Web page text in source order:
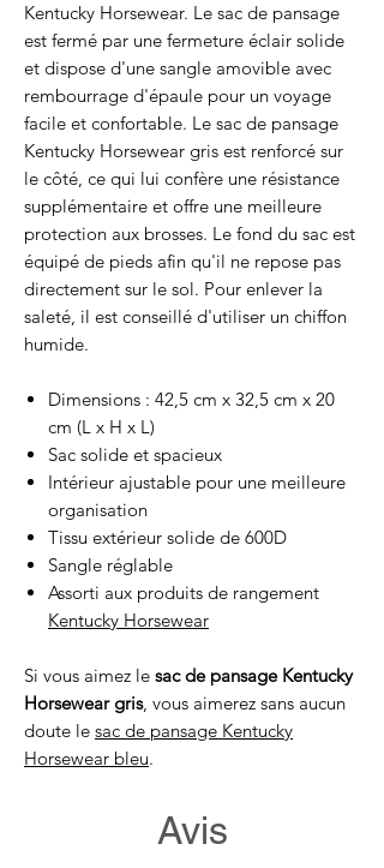
Kentucky Horsewear. Le sac de pansage
est fermé par une fermeture éclair solide
et dispose d'une sangle amovible avec
rembourrage d'épaule pour un voyage
facile et confortable. Le sac de pansage
Kentucky Horsewear gris est renforcé sur
le côté, ce qui lui confère une résistance
supplémentaire et offre une meilleure
protection aux brosses. Le fond du sac est
équipé de pieds afin qu'il ne repose pas
directement sur le sol. Pour enlever la
saleté, il est conseillé d'utiliser un chiffon
humide.
Dimensions : 42,5 cm x 32,5 cm x 20
cm (L x H x L)
Sac solide et spacieux
Intérieur ajustable pour une meilleure
organisation
Tissu extérieur solide de 600D
Sangle réglable
Assorti aux produits de rangement
Kentucky Horsewear
Si vous aimez le sac de pansage Kentucky
Horsewear gris, vous aimerez sans aucun
doute le sac de pansage Kentucky
Horsewear bleu.
Avis